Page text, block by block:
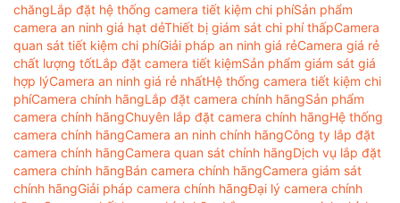
chăngLắp đặt hệ thống camera tiết kiệm chi phíSản phẩm
camera an ninh giá hạt dẻThiết bị giám sát chi phí thấpCamera
quan sát tiết kiệm chi phíGiải pháp an ninh giá rẻCamera giá rẻ
chất lượng tốtLắp đặt camera tiết kiệmSản phẩm giám sát giá
hợp lýCamera an ninh giá rẻ nhấtHệ thống camera tiết kiệm chi
phíCamera chính hãngLắp đặt camera chính hãngSản phẩm
camera chính hãngChuyên lắp đặt camera chính hãngHệ thống
camera chính hãngCamera an ninh chính hãngCông ty lắp đặt
camera chính hãngCamera quan sát chính hãngDịch vụ lắp đặt
camera chính hãngBán camera chính hãngCamera giám sát
chính hãngGiải pháp camera chính hãngĐại lý camera chính